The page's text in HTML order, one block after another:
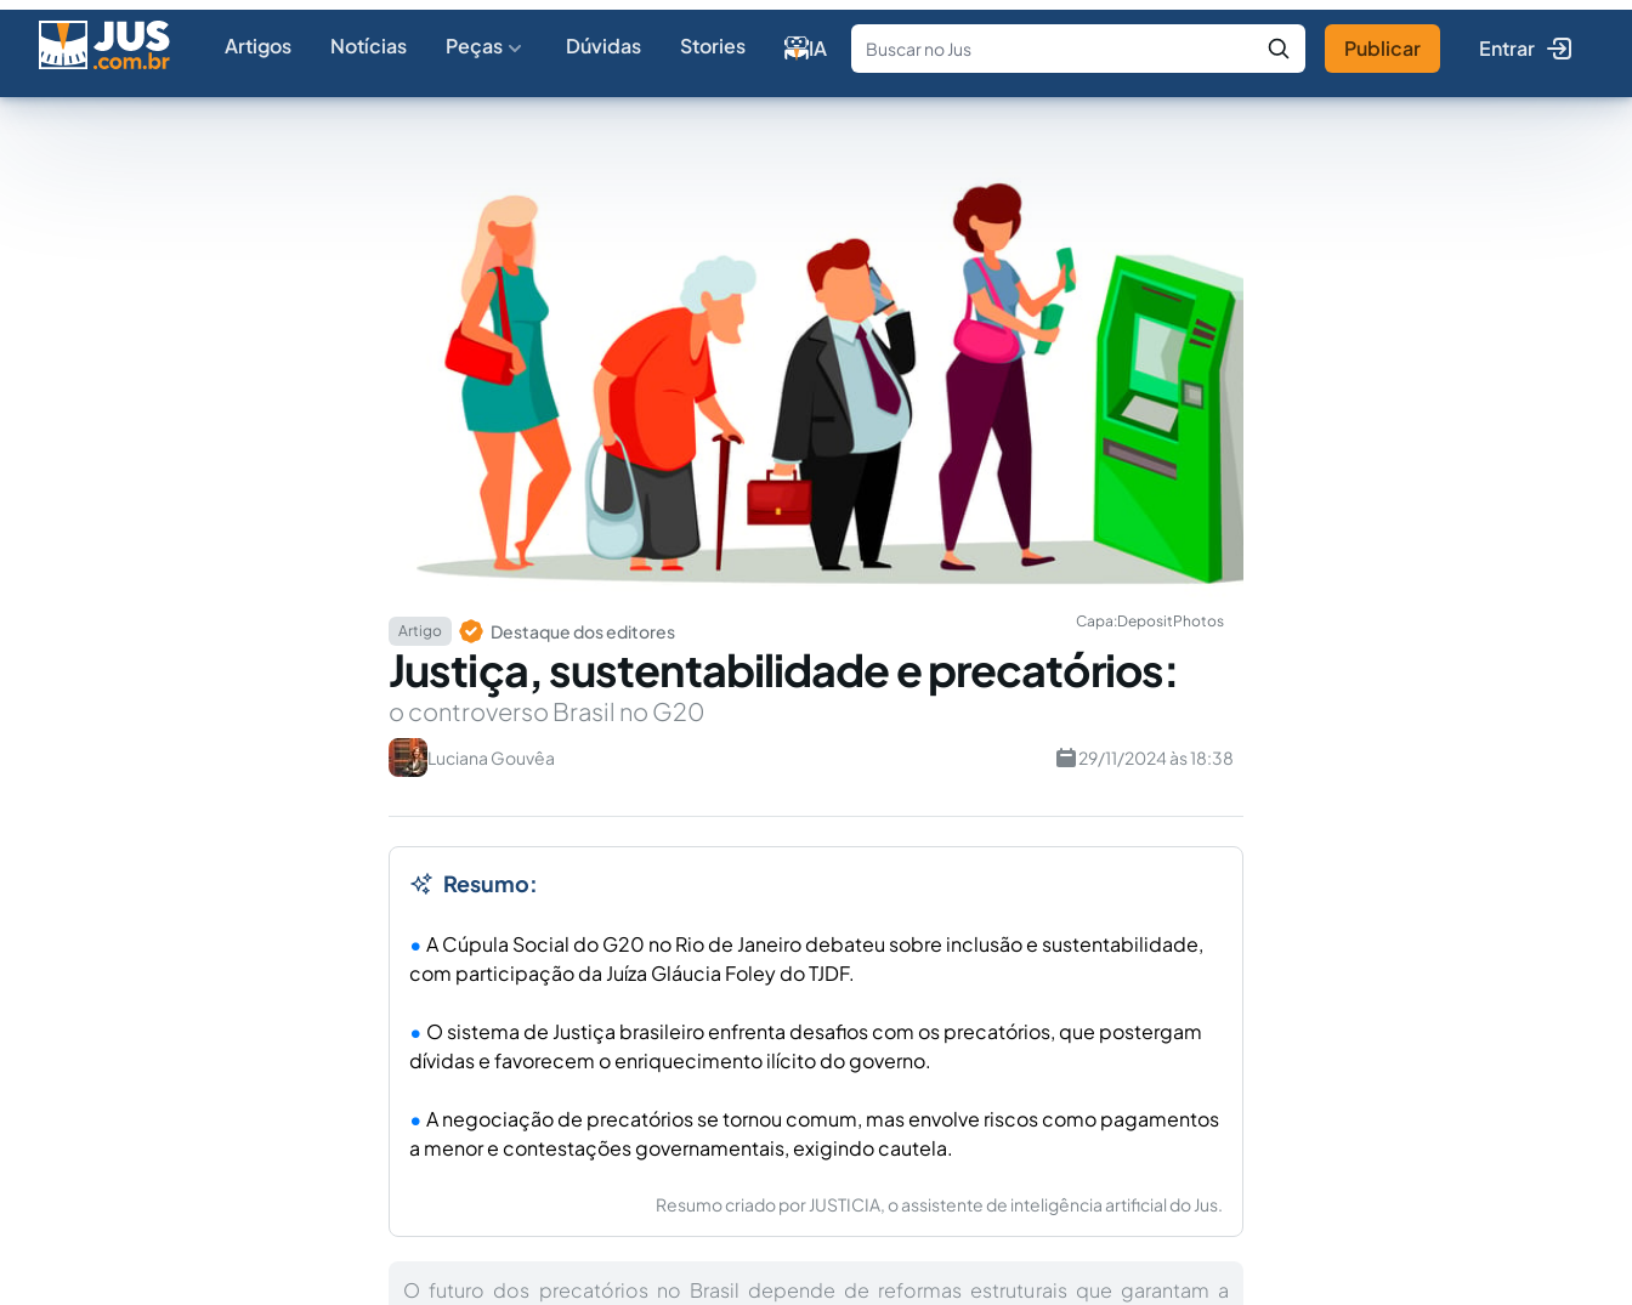
Artigos Notícias Peças Dúvidas Stories IA
Fale com a IA Buscar no Jus
Publicar Entrar
Capa:DepositPhotos
Artigo Destaque dos editores
Justiça, sustentabilidade e precatórios:
o controverso Brasil no G20
Luciana Gouvêa 29/11/2024 às 18:38
Resumo:
A Cúpula Social do G20 no Rio de Janeiro debateu sobre inclusão e sustentabilidade,
com participação da Juíza Gláucia Foley do TJDF.
O sistema de Justiça brasileiro enfrenta desafios com os precatórios, que postergam
dívidas e favorecem o enriquecimento ilícito do governo.
A negociação de precatórios se tornou comum, mas envolve riscos como pagamentos
a menor e contestações governamentais, exigindo cautela.
Resumo criado por JUSTICIA, o assistente de inteligência artificial do Jus.
O futuro dos precatórios no Brasil depende de reformas estruturais que garantam a